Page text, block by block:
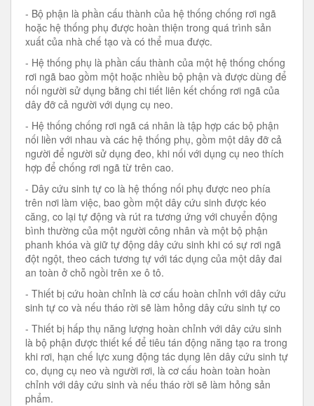
- Bộ phận là phần cấu thành của hệ thống chống rơi ngã
hoặc hệ thống phụ được hoàn thiện trong quá trình sản
xuất của nhà chế tạo và có thể mua được.
- Hệ thống phụ là phần cấu thành của một hệ thống chống
rơi ngã bao gồm một hoặc nhiều bộ phận và được dùng để
nối người sử dụng bằng chi tiết liên kết chống rơi ngã của
dây đỡ cả người với dụng cụ neo.
- Hệ thống chống rơi ngã cá nhân là tập hợp các bộ phận
nối liền với nhau và các hệ thống phụ, gồm một dây đỡ cả
người để người sử dụng đeo, khi nối với dụng cụ neo thích
hợp để chống rơi ngã từ trên cao.
- Dây cứu sinh tự co là hệ thống nối phụ được neo phía
trên nơi làm việc, bao gồm một dây cứu sinh được kéo
căng, co lại tự động và rút ra tương ứng với chuyển động
bình thường của một người công nhân và một bộ phận
phanh khóa và giữ tự động dây cứu sinh khi có sự rơi ngã
đột ngột, theo cách tương tự với tác dụng của một dây đai
an toàn ở chỗ ngồi trên xe ô tô.
- Thiết bị cứu hoàn chỉnh là cơ cấu hoàn chỉnh với dây cứu
sinh tự co và nếu tháo rời sẽ làm hỏng dây cứu sinh tự co
- Thiết bị hấp thụ năng lượng hoàn chỉnh với dây cứu sinh
là bộ phận được thiết kế để tiêu tán động năng tạo ra trong
khi rơi, hạn chế lực xung động tác dụng lên dây cứu sinh tự
co, dụng cụ neo và người rơi, là cơ cấu hoàn toàn hoàn
chỉnh với dây cứu sinh và nếu tháo rời sẽ làm hỏng sản
phẩm.